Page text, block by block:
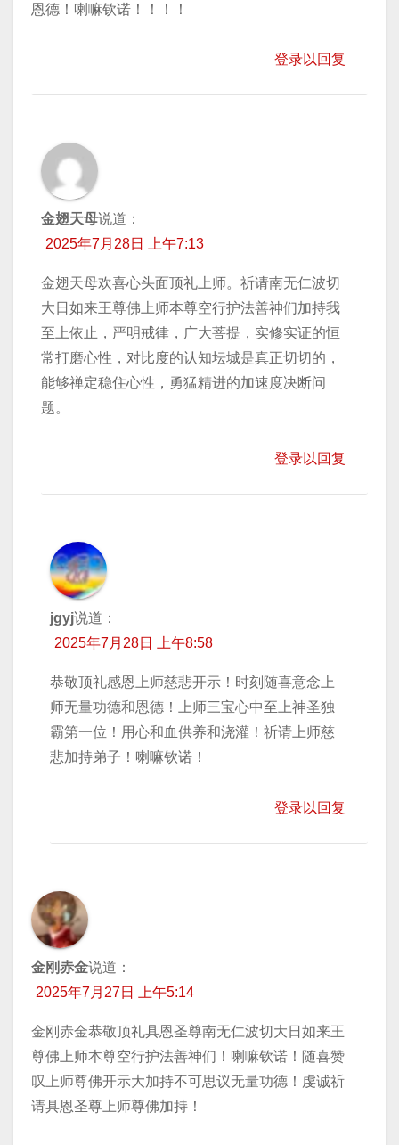
恩德！喇嘛钦诺！！！！
登录以回复
金翅天母说道：
2025年7月28日 上午7:13
金翅天母欢喜心头面顶礼上师。祈请南无仁波切
大日如来王尊佛上师本尊空行护法善神们加持我
至上依止，严明戒律，广大菩提，实修实证的恒
常打磨心性，对比度的认知坛城是真正切切的，
能够禅定稳住心性，勇猛精进的加速度决断问
题。
登录以回复
jgyj说道：
2025年7月28日 上午8:58
恭敬顶礼感恩上师慈悲开示！时刻随喜意念上
师无量功德和恩德！上师三宝心中至上神圣独
霸第一位！用心和血供养和浇灌！祈请上师慈
悲加持弟子！喇嘛钦诺！
登录以回复
金刚赤金说道：
2025年7月27日 上午5:14
金刚赤金恭敬顶礼具恩圣尊南无仁波切大日如来王
尊佛上师本尊空行护法善神们！喇嘛钦诺！随喜赞
叹上师尊佛开示大加持不可思议无量功德！虔诚祈
请具恩圣尊上师尊佛加持！